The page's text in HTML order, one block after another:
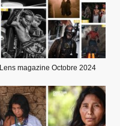
Lens magazine Octobre 2024